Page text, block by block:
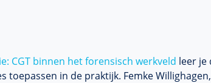
CGT binnen het forensisch werkveld leer je
in de praktijk. Femke